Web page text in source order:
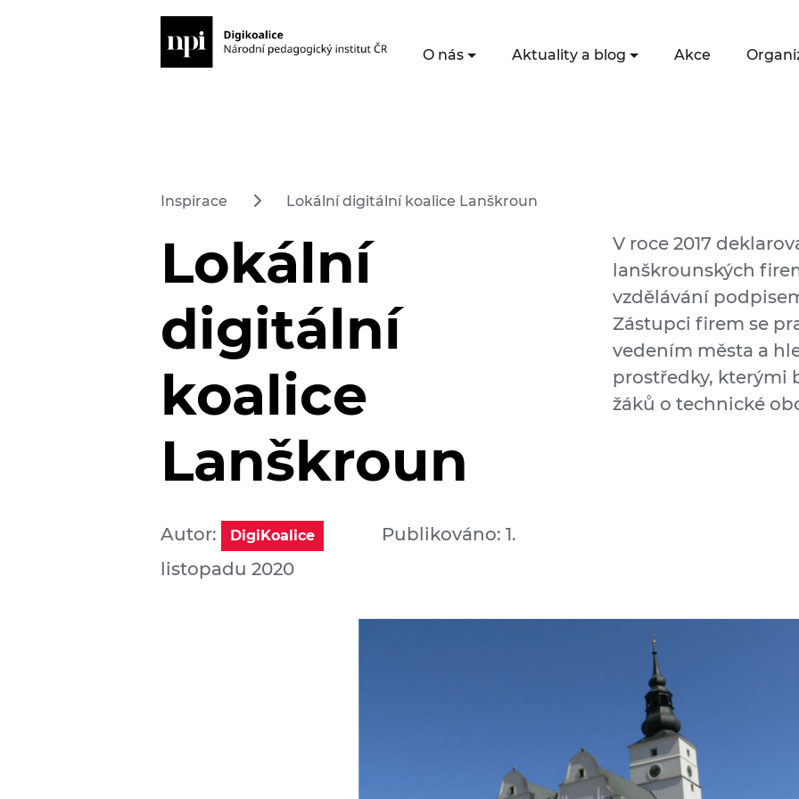
O nás Aktuality a blog Akce
Inspirace Lokální digitální koalice Lanškroun
Lokální
digitální
koalice
Lanškroun
Autor: DigiKoalice
Publikováno: 1.
listopadu 2020
V roce 2017
lanškrounských
vzdělávání
Zástupci firem se
vedením města a
prostředky, kterými
žáků o technické